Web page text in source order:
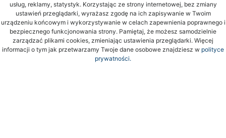
usług, reklamy, statystyk. Korzystając ze strony internetowej, bez zmiany
ustawień przeglądarki, wyrażasz zgodę na ich zapisywanie w Twoim
urządzeniu końcowym i wykorzystywanie w celach zapewnienia poprawnego i
bezpiecznego funkcjonowania strony. Pamiętaj, że możesz samodzielnie
zarządzać plikami cookies, zmieniając ustawienia przeglądarki. Więcej
informacji o tym jak przetwarzamy Twoje dane osobowe znajdziesz w polityce
prywatności.